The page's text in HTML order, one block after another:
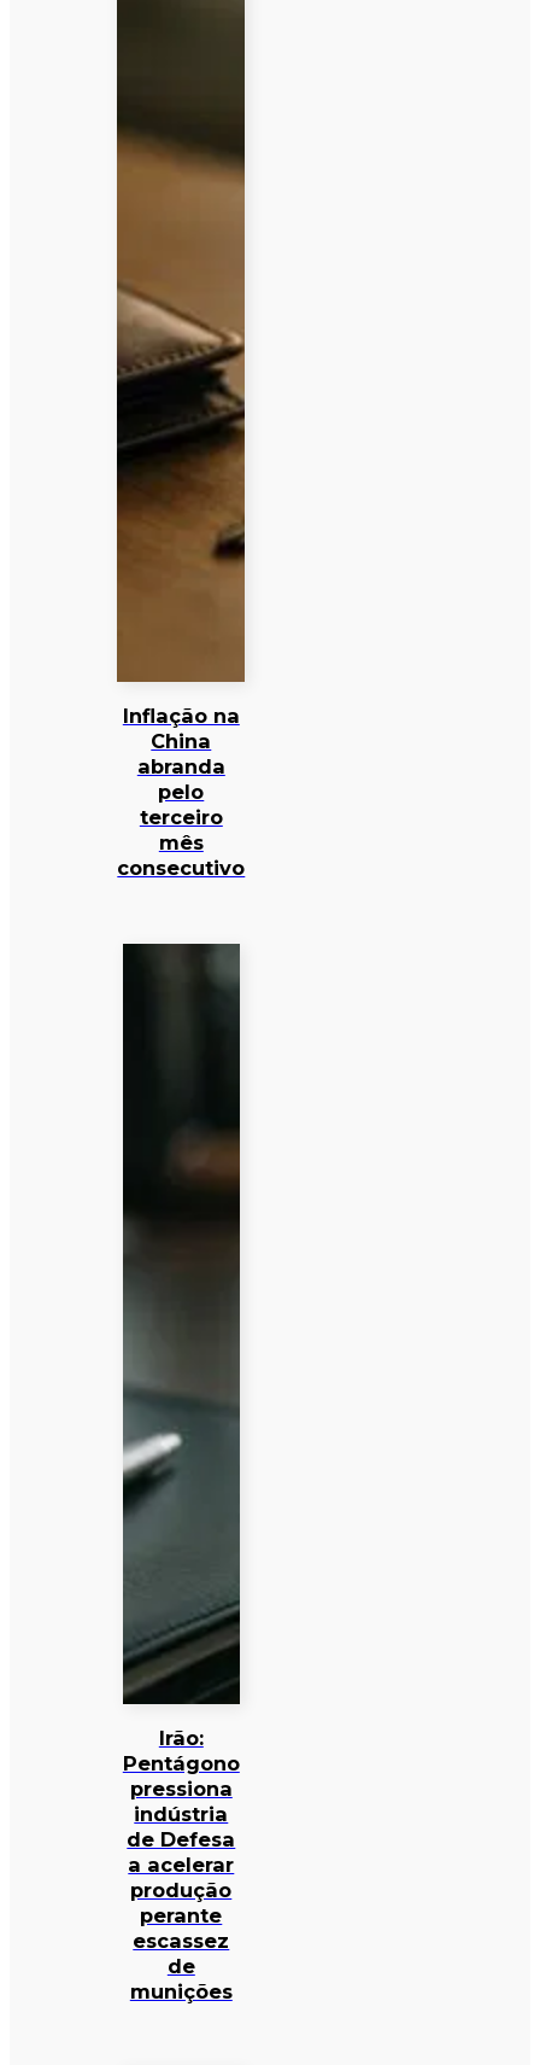
Inflação na
China
abranda
pelo
terceiro
mês
consecutivo
Irão:
Pentágono
pressiona
indústria
de Defesa
a acelerar
produção
perante
escassez
de
munições